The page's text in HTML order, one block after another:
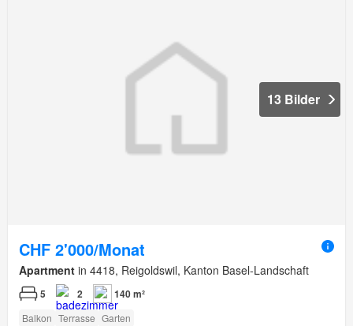
13 Bilder
CHF 2'000/Monat
Apartment in 4418, Reigoldswil, Kanton Basel-Landschaft
5 2 140 m²
Balkon Terrasse Garten